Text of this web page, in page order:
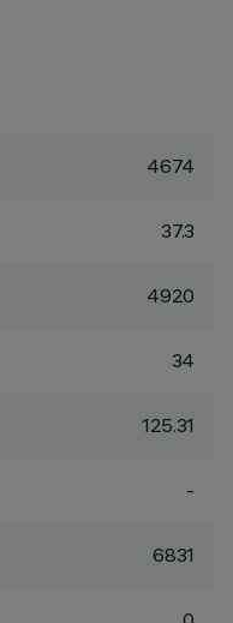
4674
37.3
4920
34
125.31
-
6831